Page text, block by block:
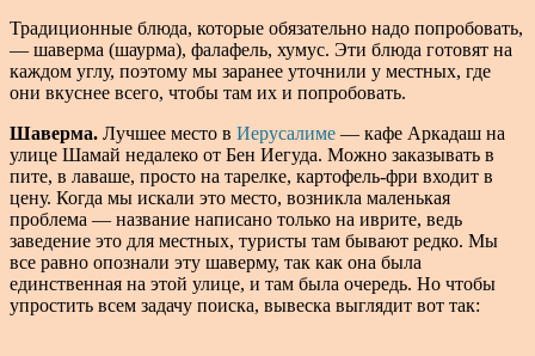
Традиционные блюда, которые обязательно надо попробовать,
— шаверма (шаурма), фалафель, хумус. Эти блюда готовят на
каждом углу, поэтому мы заранее уточнили у местных, где
они вкуснее всего, чтобы там их и попробовать.
Шаверма. Лучшее место в Иерусалиме — кафе Аркадаш на
улице Шамай недалеко от Бен Иегуда. Можно заказывать в
пите, в лаваше, просто на тарелке, картофель-фри входит в
цену. Когда мы искали это место, возникла маленькая
проблема — название написано только на иврите, ведь
заведение это для местных, туристы там бывают редко. Мы
все равно опознали эту шаверму, так как она была
единственная на этой улице, и там была очередь. Но чтобы
упростить всем задачу поиска, вывеска выглядит вот так: